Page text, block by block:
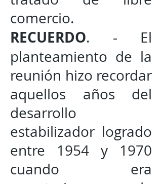
comercio.
RECUERDO. - El
planteamiento de la
reunión hizo recordar
aquellos años del
desarrollo
estabilizador logrado
entre 1954 y 1970
cuando era